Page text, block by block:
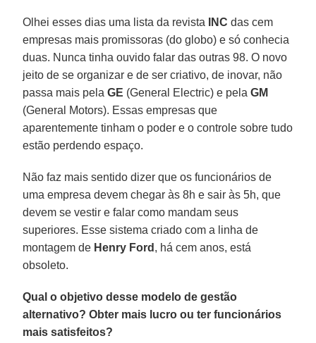
Olhei esses dias uma lista da revista INC das cem
empresas mais promissoras (do globo) e só conhecia
duas. Nunca tinha ouvido falar das outras 98. O novo
jeito de se organizar e de ser criativo, de inovar, não
passa mais pelaGE (General Electric) e pelaGM
(General Motors). Essas empresas que
aparentemente tinham o poder e o controle sobre tudo
estão perdendo espaço.
Não faz mais sentido dizer que os funcionários de
uma empresa devem chegar às 8h e sair às 5h, que
devem se vestir e falar como mandam seus
superiores. Esse sistema criado com a linha de
montagem de Henry Ford , há cem anos, está
obsoleto.
Qual o objetivo desse modelo de gestão
alternativo? Obter mais lucro ou ter funcionários
mais satisfeitos?